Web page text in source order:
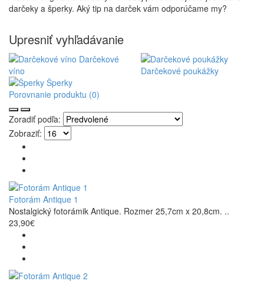
darčeky a šperky. Aký tip na darček vám odporúčame my?
Upresniť vyhľadávanie
Darčekové
víno
Darčekové poukážky
Šperky
Porovnanie produktu (0)
Zoradiť podľa:
Zobraziť:
Fotorám Antique 1
Nostalgický fotorámik Antique. Rozmer 25,7cm x 20,8cm. ..
23,90€